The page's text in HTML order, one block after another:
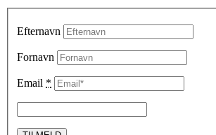
Efternavn
Fornavn
Email *